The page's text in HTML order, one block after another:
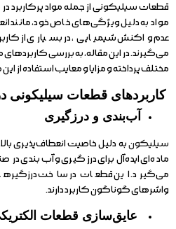
قطعات سیلیکونی از جمله مواد پرکاربرد
مواد به دلیل ویژگی‌های خاص خود، مانند
عدم واکنش شیمیایی، در بسیاری از
می‌گیرند. در این مقاله، به بررسی
مختلف پرداخته و مزایا و معایب استفاده از
کاربردهای قطعات
آب‌بندی و درزگیری
سیلیکونبه دلیل خاصیت انعطاف‌پذیری
ماده‌ای ایده‌آل برای درزگیری و آب‌بندی در
می‌گیرد. این قطعات در ساخت
واشرهای گوناگون کاربرد دارند.
عایق‌سازی قطعات